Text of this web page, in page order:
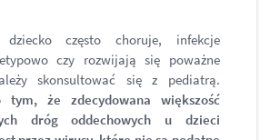
często choruje, infekcje
czy rozwijają się poważne
skonsultować się z pediatrą.
tym, że zdecydowana większość
dróg oddechowych u dzieci